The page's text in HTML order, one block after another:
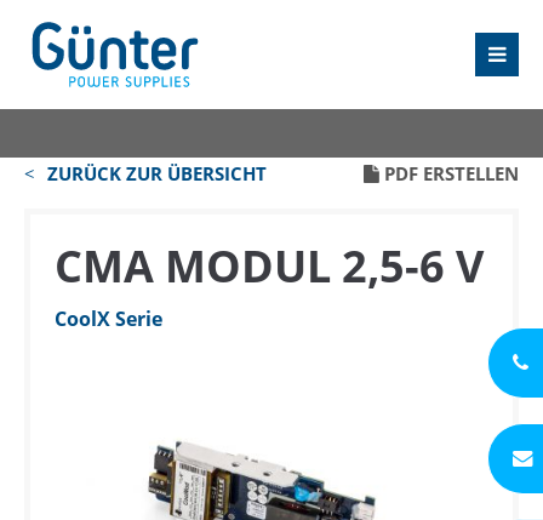
PDF ERSTELLEN
ZURÜCK ZUR ÜBERSICHT
CMA MODUL 2,5-6 V
CoolX Serie